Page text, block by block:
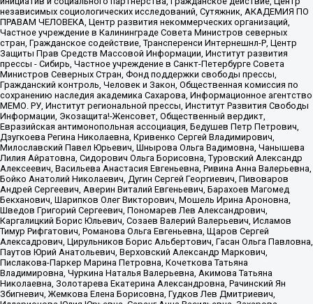
независимых социологических исследований, Сутяжник, АКАДЕМИЯ ПО
ПРАВАМ ЧЕЛОВЕКА, Центр развития некоммерческих организаций,
Частное учреждение в Калининграде Совета Министров северных
стран, Гражданское содействие, Трансперенси Интернешнл-Р, Центр
Защиты Прав Средств Массовой Информации, Институт развития
прессы - Сибирь, Частное учреждение в Санкт-Петербурге Совета
Министров Северных Стран, Фонд поддержки свободы прессы,
Гражданский контроль, Человек и Закон, Общественная комиссия по
сохранению наследия академика Сахарова, Информационное агентство
МЕМО. РУ, Институт региональной прессы, Институт Развития Свободы
Информации, Экозащита!-Женсовет, Общественный вердикт,
Евразийская антимонопольная ассоциация, Бедушев Петр Петрович,
Дзугкоева Регина Николаевна, Кривенко Сергей Владимирович,
Милославский Павел Юрьевич, Шнырова Ольга Вадимовна, Чанышева
Лилия Айратовна, Сидорович Ольга Борисовна, Туровский Александр
Алексеевич, Васильева Анастасия Евгеньевна, Ривина Анна Валерьевна,
Бойко Анатолий Николаевич, Дугин Сергей Георгиевич, Пивоваров
Андрей Сергеевич, Аверин Виталий Евгеньевич, Барахоев Магомед
Бекханович, Шарипков Олег Викторович, Мошель Ирина Ароновна,
Шведов Григорий Сергеевич, Пономарев Лев Александрович,
Каргалицкий Борис Юльевич, Созаев Валерий Валерьевич, Исламов
Тимур Рифгатович, Романова Ольга Евгеньевна, Щаров Сергей
Алексадрович, Цирульников Борис Альбертович, Гасан Ольга Павловна,
Паутов Юрий Анатольевич, Верховский Александр Маркович,
Пислакова-Паркер Марина Петровна, Кочеткова Татьяна
Владимировна, Чуркина Наталья Валерьевна, Акимова Татьяна
Николаевна, Золотарева Екатерина Александровна, Рачинский Ян
Збигневич, Жемкова Елена Борисовна, Гудков Лев Дмитриевич,